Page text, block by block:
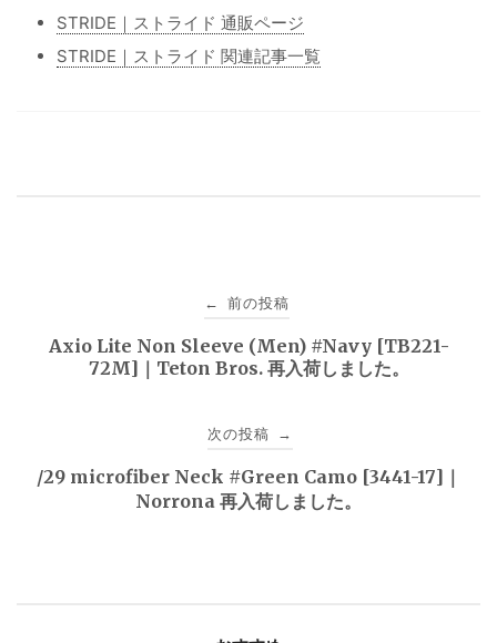
STRIDE｜ストライド 通販ページ
STRIDE｜ストライド 関連記事一覧
ゲ
← 前の投稿
Axio Lite Non Sleeve (Men) #Navy [TB221-
72M]｜Teton Bros. 再入荷しました。
次の投稿 →
/29 microfiber Neck #Green Camo [3441-17]｜
Norrona 再入荷しました。